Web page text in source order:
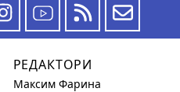
РЕДАКТОРИ
Максим Фарина